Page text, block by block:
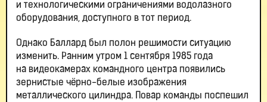
и технологическими ограничениями водолазного
оборудования, доступного в тот период.
Однако Баллард был полон решимости ситуацию
изменить. Ранним утром 1 сентября 1985 года
на видеокамерах командного центра появились
зернистые чёрно-белые изображения
металлического цилиндра. Повар команды поспешил